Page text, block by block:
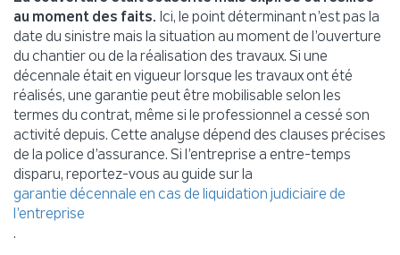
au moment des faits. Ici, le point déterminant n’est pas la
date du sinistre mais la situation au moment de l’ouverture
du chantier ou de la réalisation des travaux. Si une
décennale était en vigueur lorsque les travaux ont été
réalisés, une garantie peut être mobilisable selon les
termes du contrat, même si le professionnel a cessé son
activité depuis. Cette analyse dépend des clauses précises
de la police d’assurance. Si l’entreprise a entre-temps
disparu, reportez-vous au guide sur la
garantie décennale en cas de liquidation judiciaire de
l’entreprise
.